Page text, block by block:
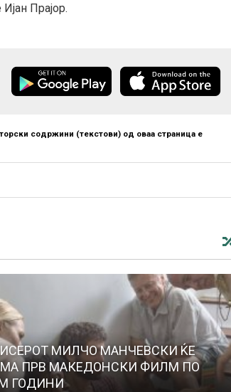
Прајор.
содржини (текстови) од оваа страница е
МИЛЧО МАНЧЕВСКИ ЌЕ
ПРВ МАКЕДОНСКИ ФИЛМ ПО
ГОДИНИ